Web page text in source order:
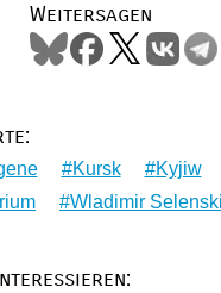
Weitersagen
Kursk Kyjiw
Wladimir